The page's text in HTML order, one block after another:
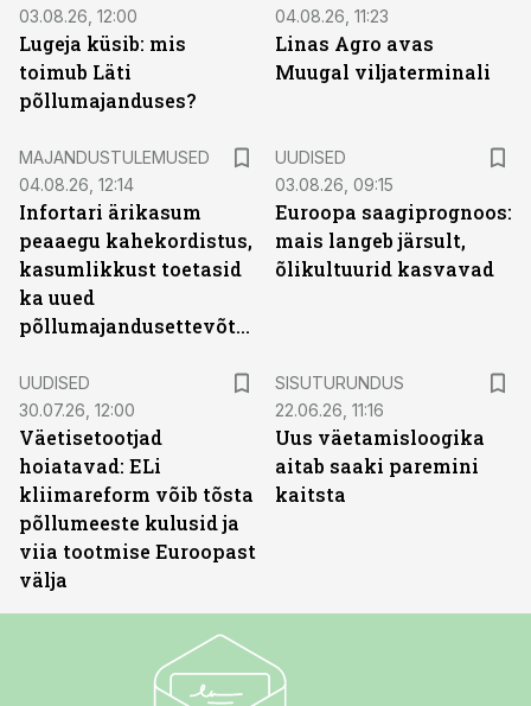
03.08.26, 12:00
Lugeja küsib: mis
toimub Läti
põllumajanduses?
04.08.26, 11:23
Linas Agro avas
Muugal viljaterminali
MAJANDUSTULEMUSED
04.08.26, 12:14
Infortari ärikasum
peaaegu kahekordistus,
kasumlikkust toetasid
ka uued
põllumajandusettevõtted
UUDISED
03.08.26, 09:15
Euroopa saagiprognoos:
mais langeb järsult,
õlikultuurid kasvavad
UUDISED
30.07.26, 12:00
Väetisetootjad
hoiatavad: ELi
kliimareform võib tõsta
põllumeeste kulusid ja
viia tootmise Euroopast
välja
SISUTURUNDUS
22.06.26, 11:16
Uus väetamisloogika
aitab saaki paremini
kaitsta